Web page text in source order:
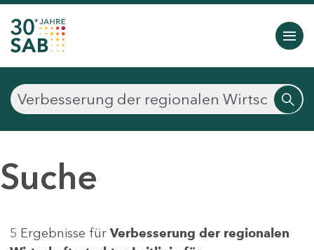
Suche
5 Ergebnisse für Verbesserung der regionalen